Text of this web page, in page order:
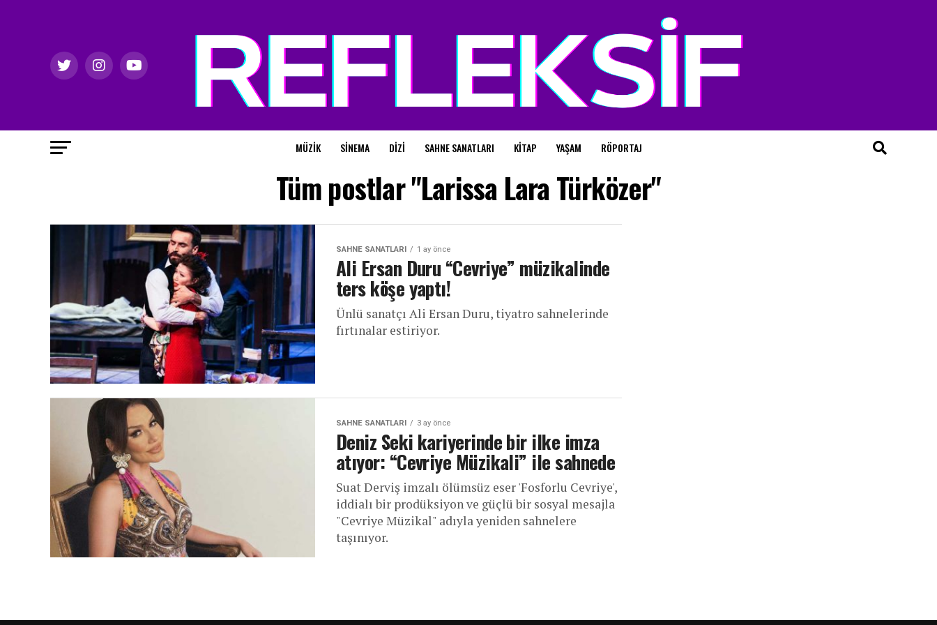
MÜZIK SINEMA DIZI SAHNE SANATLARI KITAP YAŞAM RÖPORTAJ
Tüm postlar "Larissa Lara Türközer"
SAHNE SANATLARI 1 ay önce
Ali Ersan Duru “Cevriye” müzikalinde
ters köşe yaptı!
Ünlü sanatçı Ali Ersan Duru, tiyatro sahnelerinde
fırtınalar estiriyor.
SAHNE SANATLARI 3 ay önce
Deniz Seki kariyerinde bir ilke imza
atıyor: “Cevriye Müzikali” ile sahnede
Suat Derviş imzalı ölümsüz eser 'Fosforlu Cevriye',
iddialı bir prodüksiyon ve güçlü bir sosyal mesajla
"Cevriye Müzikal" adıyla yeniden sahnelere
taşınıyor.